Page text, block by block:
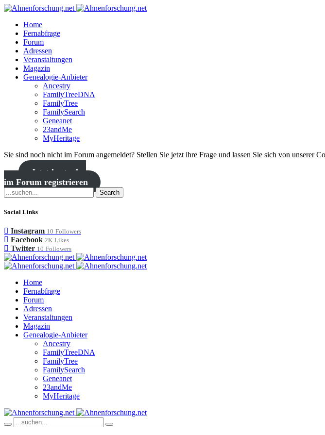
Home
Fernabfrage
Forum
Adressen
Veranstaltungen
Magazin
Genealogie-Anbieter
Ancestry
FamilyTreeDNA
FamilyTree
FamilySearch
Geneanet
23andMe
MyHeritage
Sie sind noch nicht im Forum angemeldet? Stellen Sie jetzt ihre Frage und lassen Sie sich von unserer
Jetzt kostenlos
im Forum registrieren
Search
Social Links
Instagram 10 Followers
Facebook 2K Likes
Twitter 10 Followers
Home
Fernabfrage
Forum
Adressen
Veranstaltungen
Magazin
Genealogie-Anbieter
Ancestry
FamilyTreeDNA
FamilyTree
FamilySearch
Geneanet
23andMe
MyHeritage